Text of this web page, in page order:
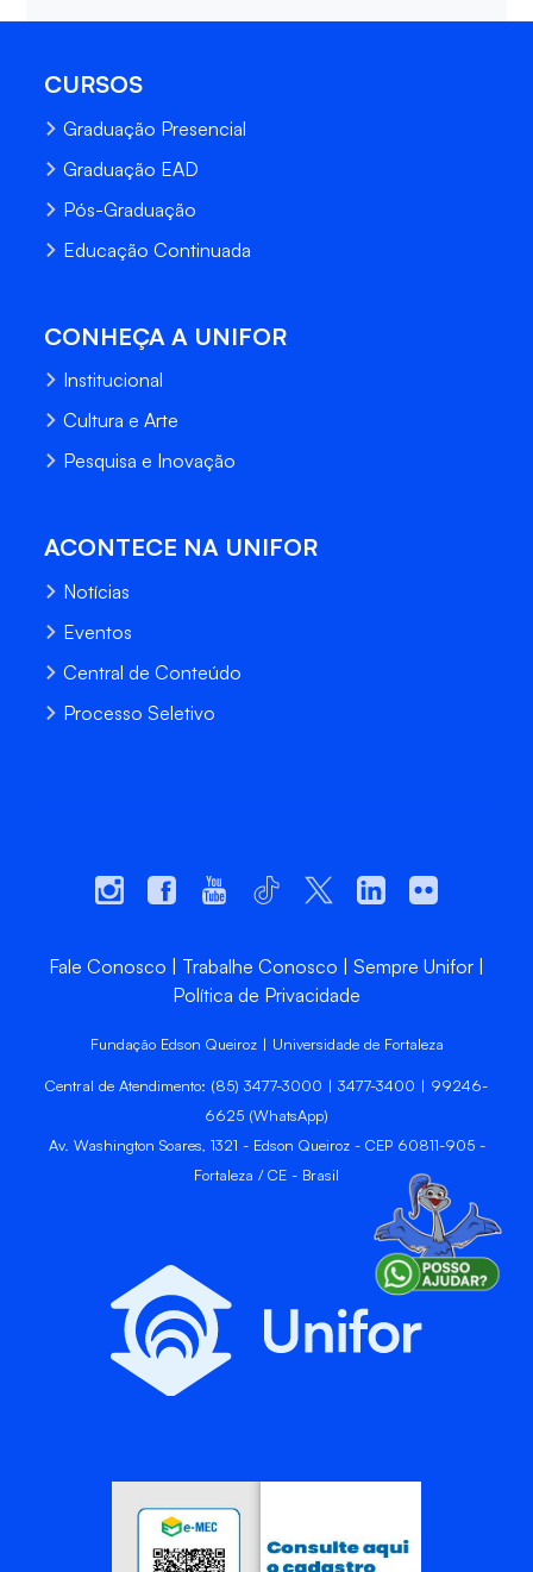
CURSOS
Graduação Presencial
Graduação EAD
Pós-Graduação
Educação Continuada
CONHEÇA A UNIFOR
Institucional
Cultura e Arte
Pesquisa e Inovação
ACONTECE NA UNIFOR
Notícias
Eventos
Central de Conteúdo
Processo Seletivo
Fale Conosco Trabalhe Conosco
Sempre Unifor
Política de Privacidade
Fundação Edson Queiroz | Universidade de Fortaleza
Central de Atendimento: (85) 3477-3000 | 3477-3400 | 99246-
6625 (WhatsApp)
Av. Washington Soares, 1321 - Edson Queiroz - CEP 60811-905 -
Fortaleza / CE - Brasil